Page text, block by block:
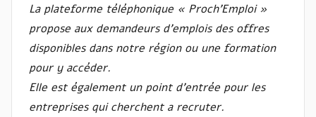
La plateforme téléphonique « Proch’Emploi »
propose aux demandeurs d’emplois des offres
disponibles dans notre région ou une formation
pour y accéder.
Elle est également un point d’entrée pour les
entreprises qui cherchent a recruter.